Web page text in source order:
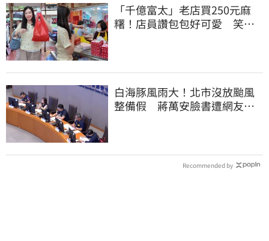
「千億富太」老店買250元麻
糬！店員讚包包好可愛 笑
白海豚風雨大！北市沒放颱風
整備假 蔣萬安臉書遭網友灌
Recommended by